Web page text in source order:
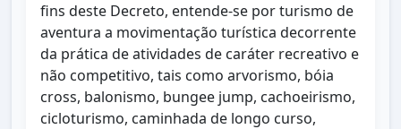
fins deste Decreto, entende-se por turismo de
aventura a movimentação turística decorrente
da prática de atividades de caráter recreativo e
não competitivo, tais como arvorismo, bóia
cross, balonismo, bungee jump, cachoeirismo,
cicloturismo, caminhada de longo curso,